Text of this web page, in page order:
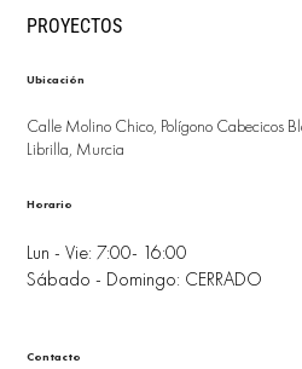
PROYECTOS
Ubicación
Calle Molino Chico, Polígono Cabecicos
Librilla, Murcia
Lun - Vie: 7:00- 16:00
Sábado - Domingo: CERRADO
Horario
Contacto